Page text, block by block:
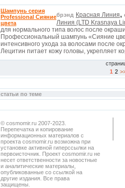
Шампунь серия
Professional Сияние
цвета
брэнд Красная Линия,
Линия (LTD Krasnaya
для нормального типа волос после
Профессиональный шампунь «Сияние
интенсивного ухода за волосами после
Лецитин питает кожу головы, укрепляет
1 2
статьи по теме
© cosmomir.ru 2007-2023.
Перепечатка и копирование
информационных материалов с
проекта cosmomir.ru возможна при
установке активной гиперссылки на
первоисточник. Проект cosmomir.ru не
несет ответственности за новостные
и аналитические материалы,
опубликованные со ссылкой на
другие издания. Все права
защищены.